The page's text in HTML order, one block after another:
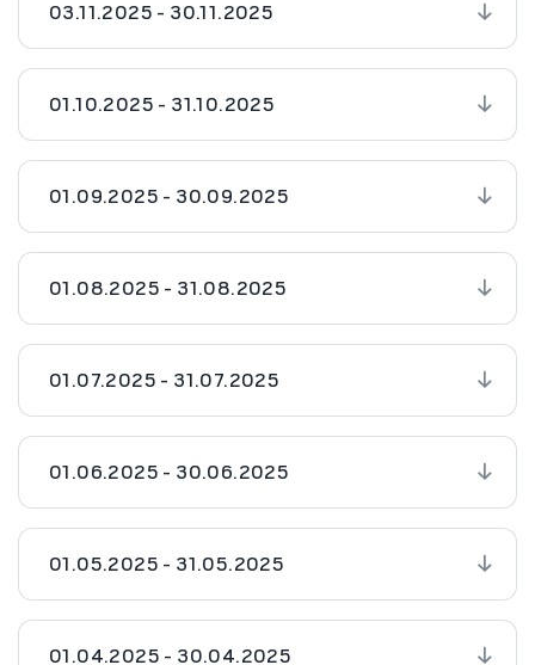
03.11.2025 - 30.11.2025
01.10.2025 - 31.10.2025
01.09.2025 - 30.09.2025
01.08.2025 - 31.08.2025
01.07.2025 - 31.07.2025
01.06.2025 - 30.06.2025
01.05.2025 - 31.05.2025
01.04.2025 - 30.04.2025